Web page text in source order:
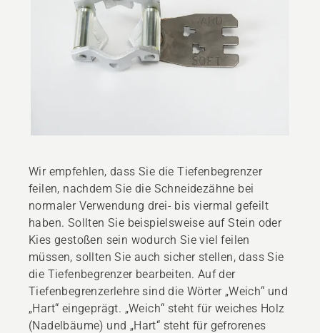
Wir empfehlen, dass Sie die Tiefenbegrenzer
feilen, nachdem Sie die Schneidezähne bei
normaler Verwendung drei- bis viermal gefeilt
haben. Sollten Sie beispielsweise auf Stein oder
Kies gestoßen sein wodurch Sie viel feilen
müssen, sollten Sie auch sicher stellen, dass Sie
die Tiefenbegrenzer bearbeiten. Auf der
Tiefenbegrenzerlehre sind die Wörter „Weich“ und
„Hart“ eingeprägt. „Weich“ steht für weiches Holz
(Nadelbäume) und „Hart“ steht für gefrorenes